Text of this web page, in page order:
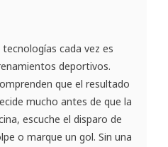
cada vez es
deportivos.
que el resultado
mucho antes de que la
escuche el disparo de
o marque un gol. Sin una